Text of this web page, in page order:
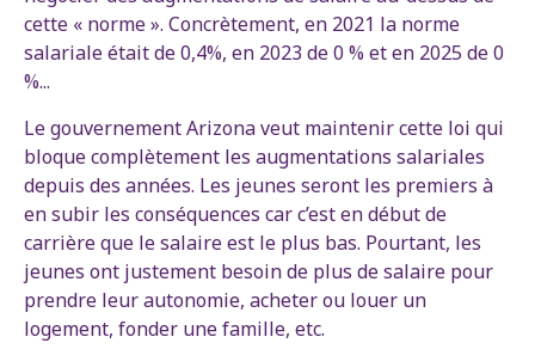
cette « norme ». Concrètement, en 2021 la norme
salariale était de 0,4%, en 2023 de 0 % et en 2025 de 0
%...
Le gouvernement Arizona veut maintenir cette loi qui
bloque complètement les augmentations salariales
depuis des années. Les jeunes seront les premiers à
en subir les conséquences car c’est en début de
carrière que le salaire est le plus bas. Pourtant, les
jeunes ont justement besoin de plus de salaire pour
prendre leur autonomie, acheter ou louer un
logement, fonder une famille, etc.